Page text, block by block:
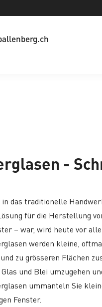
-
in das traditionelle
für die Herstellung
– war, wird heute vor
werden kleine,
zu grösseren Flächen
und Blei umzugehen
ummanteln Sie
Fenster.